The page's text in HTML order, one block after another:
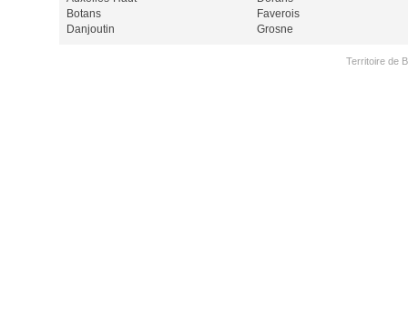
Botans
Danjoutin
Faverois
Grosne
Territoire de